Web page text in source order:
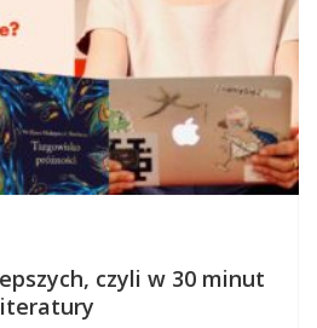
czyli w 30 minut